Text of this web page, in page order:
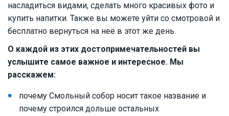
насладиться видами, сделать много красивых фото и
купить напитки. Также вы можете уйти со смотровой и
бесплатно вернуться на неё в этот же день.
О каждой из этих достопримечательностей вы
услышите самое важное и интересное. Мы
расскажем:
почему Смольный собор носит такое название и
почему строился дольше остальных